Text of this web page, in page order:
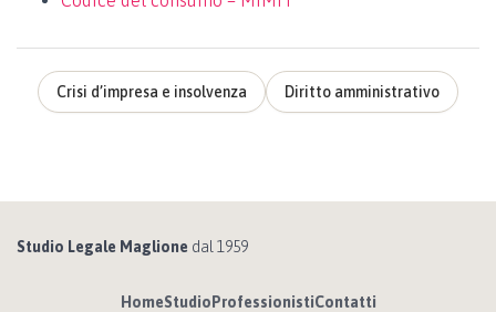
Crisi d’impresa e insolvenza Diritto amministrativo
Studio Legale Maglione dal 1959
HomeStudio ProfessionistiContatti